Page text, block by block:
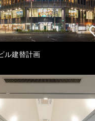
ル建替計画